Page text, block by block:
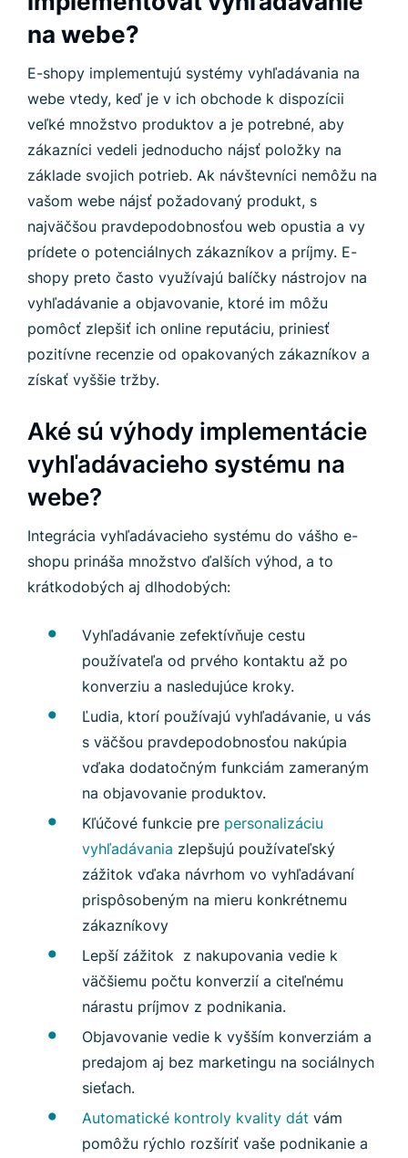
na webe?
E-shopy implementujú systémy vyhľadávania na
webe vtedy, keď je v ich obchode k dispozícii
veľké množstvo produktov a je potrebné, aby
zákazníci vedeli jednoducho nájsť položky na
základe svojich potrieb. Ak návštevníci nemôžu na
vašom webe nájsť požadovaný produkt, s
najväčšou pravdepodobnosťou web opustia a vy
prídete o potenciálnych zákazníkov a príjmy. E-
shopy preto často využívajú balíčky nástrojov na
vyhľadávanie a objavovanie, ktoré im môžu
pomôcť zlepšiť ich online reputáciu, priniesť
pozitívne recenzie od opakovaných zákazníkov a
získať vyššie tržby.
Aké sú výhody implementácie
vyhľadávacieho systému na
webe?
Integrácia vyhľadávacieho systému do vášho e-
shopu prináša množstvo ďalších výhod, a to
krátkodobých aj dlhodobých:
Vyhľadávanie zefektívňuje cestu
používateľa od prvého kontaktu až po
konverziu a nasledujúce kroky.
Ľudia, ktorí používajú vyhľadávanie, u vás
s väčšou pravdepodobnosťou nakúpia
vďaka dodatočným funkciám zameraným
na objavovanie produktov.
Kľúčové funkcie pre personalizáciu
vyhľadávania zlepšujú používateľský
zážitok vďaka návrhom vo vyhľadávaní
prispôsobeným na mieru konkrétnemu
zákazníkovy
Lepší zážitok z nakupovania vedie k
väčšiemu počtu konverzií a citeľnému
nárastu príjmov z podnikania.
Objavovanie vedie k vyšším konverziám a
predajom aj bez marketingu na sociálnych
sieťach.
Automatické kontroly kvality dát vám
pomôžu rýchlo rozšíriť vaše podnikanie a